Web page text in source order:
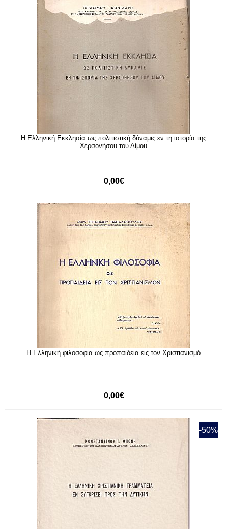
Η Ελληνική Εκκλησία ως πολιτιστική δύναμις εν τη ιστορία της
Χερσονήσου του Αίμου
0,00€
Η Ελληνική φιλοσοφία ως προπαίδεια εις τον Χριστιανισμό
0,00€
-50%